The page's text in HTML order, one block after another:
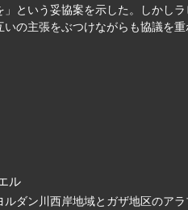
という妥協案を示した。しかし
の主張をぶつけながらも協議を
ル
ダン川西岸地域とガザ地区のア